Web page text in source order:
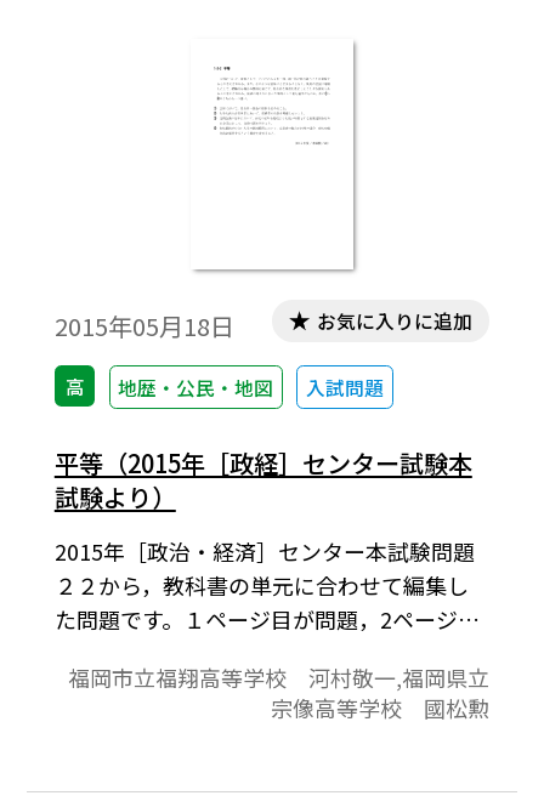
2015年05月18日
高 地歴・公民・地図 入試問題
お気に入りに追加
平等（2015年［政経］センター試験本
試験より）
2015年［政治・経済］センター本試験問題
２２から，教科書の単元に合わせて編集し
た問題です。１ページ目が問題，2ページ目
福岡市立福翔高等学校 河村敬一,福岡県立
宗像高等学校 國松勲